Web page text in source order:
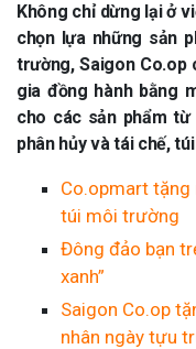
Không chỉ dừng lại ở
chọn lựa những sản
trường, Saigon Co.op
gia đồng hành bằng
cho các sản phẩm từ
phân hủy và tái chế,
Co.opmart tặng
túi môi trường
Đông đảo bạn
xanh”
Saigon Co.op
nhân ngày tựu